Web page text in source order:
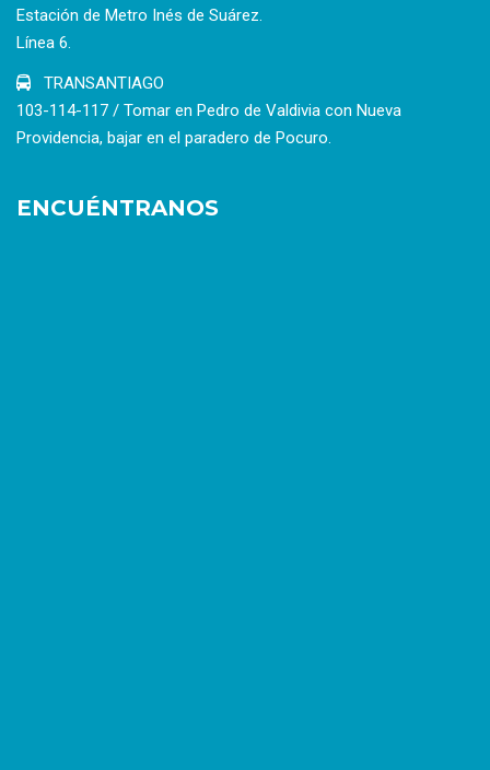
Estación de Metro Inés de Suárez.
Línea 6.
TRANSANTIAGO
103-114-117 / Tomar en Pedro de Valdivia con Nueva
Providencia, bajar en el paradero de Pocuro.
ENCUÉNTRANOS